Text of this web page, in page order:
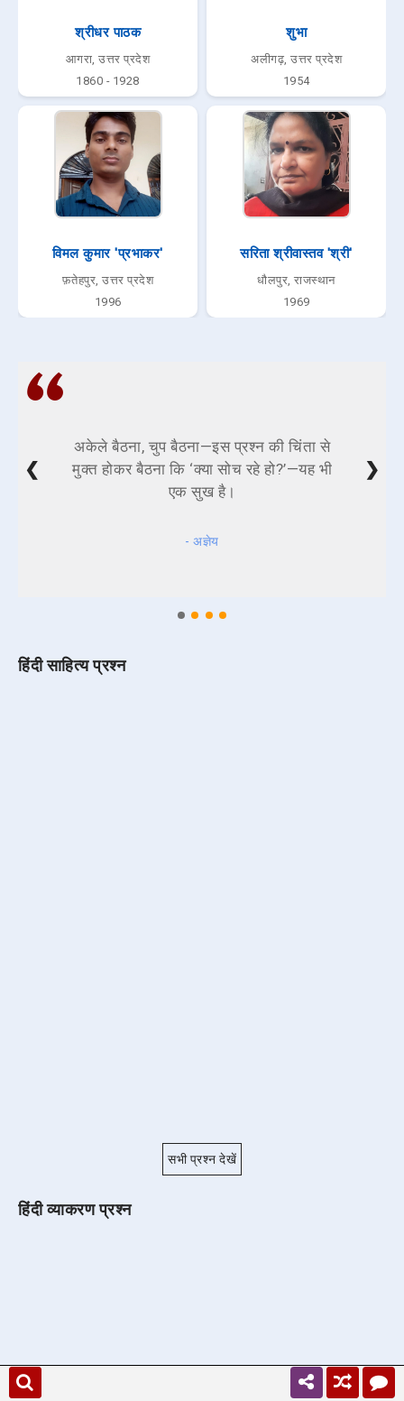
श्रीधर पाठक
आगरा, उत्तर प्रदेश
1860 - 1928
शुभा
अलीगढ़, उत्तर प्रदेश
1954
विमल कुमार 'प्रभाकर'
फ़तेहपुर, उत्तर प्रदेश
1996
सरिता श्रीवास्तव 'श्री'
धौलपुर, राजस्थान
1969
अकेले बैठना, चुप बैठना—इस प्रश्न की चिंता से
मुक्त होकर बैठना कि ‘क्या सोच रहे हो?’—यह भी
एक सुख है।
- अज्ञेय
❮ ❯
हिंदी साहित्य प्रश्न
सभी प्रश्न देखें
हिंदी व्याकरण प्रश्न